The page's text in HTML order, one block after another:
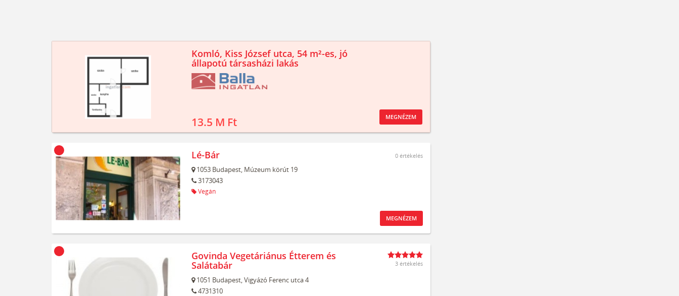
Komló, Kiss József utca, 54 m²-es, jó
állapotú társasházi lakás
13.5 M Ft MEGNÉZEM
Lé-Bár
1053 Budapest, Múzeum körút 19
3173043
Vegán
0 értékelés
MEGNÉZEM
Govinda Vegetáriánus Étterem és
Salátabár
1051 Budapest,Vigyázó Ferenc utca 4
4731310
3 értékelés